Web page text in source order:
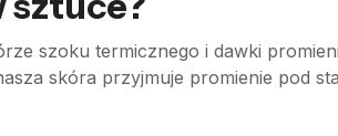
szoku termicznego i dawki
skóra przyjmuje promienie pod